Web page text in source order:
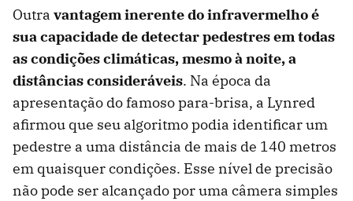
Outra vantagem inerente do infravermelho é
sua capacidade de detectar pedestres em todas
as condições climáticas, mesmo à noite, a
distâncias consideráveis. Na época da
apresentação do famoso para-brisa, a Lynred
afirmou que seu algoritmo podia identificar um
pedestre a uma distância de mais de 140 metros
em quaisquer condições. Esse nível de precisão
não pode ser alcançado por uma câmera simples